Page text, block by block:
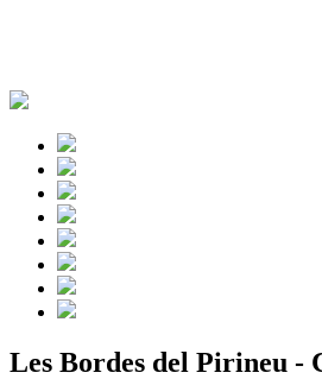
Les Bordes del Pirineu -